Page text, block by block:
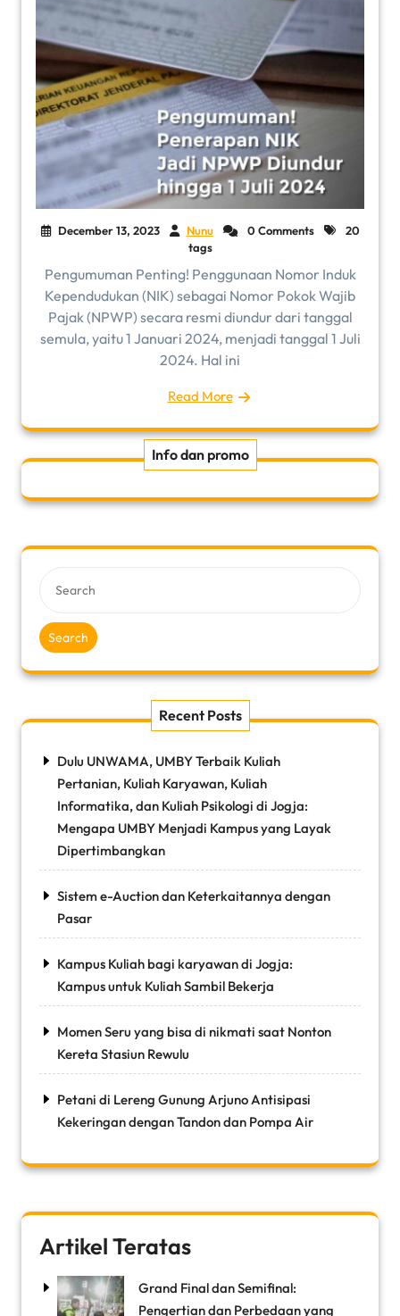
December 13, 2023 Nunu 0 Comments
20
tags
Pengumuman Penting! Penggunaan Nomor Induk
Kependudukan (NIK) sebagai Nomor Pokok Wajib
Pajak (NPWP) secara resmi diundur dari tanggal
semula, yaitu 1 Januari 2024, menjadi tanggal 1 Juli
2024. Hal ini
Read More
Info dan promo
Search
Recent Posts
Dulu UNWAMA, UMBY Terbaik Kuliah
Pertanian, Kuliah Karyawan, Kuliah
Informatika, dan Kuliah Psikologi di Jogja:
Mengapa UMBY Menjadi Kampus yang Layak
Dipertimbangkan
Sistem e-Auction dan Keterkaitannya dengan
Pasar
Kampus Kuliah bagi karyawan di Jogja:
Kampus untuk Kuliah Sambil Bekerja
Momen Seru yang bisa di nikmati saat Nonton
Kereta Stasiun Rewulu
Petani di Lereng Gunung Arjuno Antisipasi
Kekeringan dengan Tandon dan Pompa Air
Artikel Teratas
Grand Final dan Semifinal:
Pengertian dan Perbedaan yang